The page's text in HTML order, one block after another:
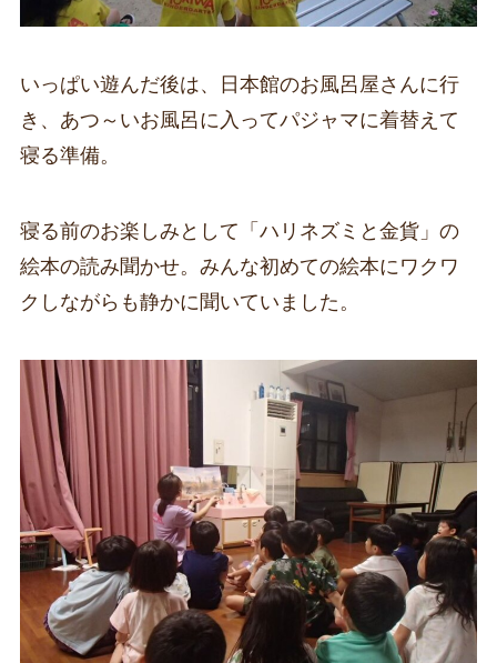
いっぱい遊んだ後は、日本館のお風呂屋さんに行
き、あつ～いお風呂に入ってパジャマに着替えて
寝る準備。
寝る前のお楽しみとして「ハリネズミと金貨」の
絵本の読み聞かせ。みんな初めての絵本にワクワ
クしながらも静かに聞いていました。